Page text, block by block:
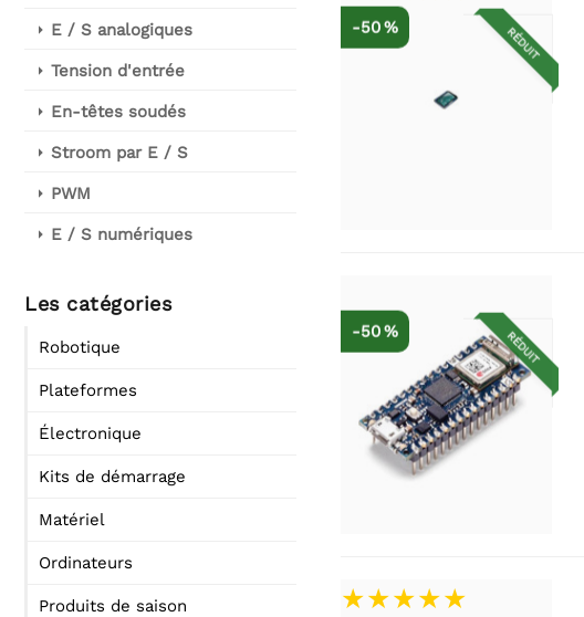
E / S analogiques
Tension d'entrée
En-têtes soudés
Stroom par E / S
PWM
E / S numériques
Les catégories
Robotique
Plateformes
Électronique
Kits de démarrage
Matériel
Ordinateurs
Produits de saison
RÉDUIT
-50 %
RÉDUIT
-50 %